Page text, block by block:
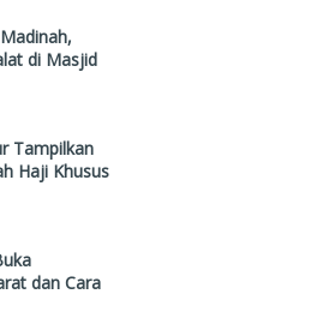
di Masjid
Tampilkan
Haji Khusus
dan Cara